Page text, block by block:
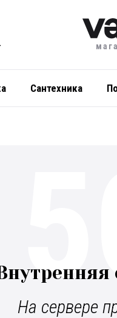
Сантехника
На сервере